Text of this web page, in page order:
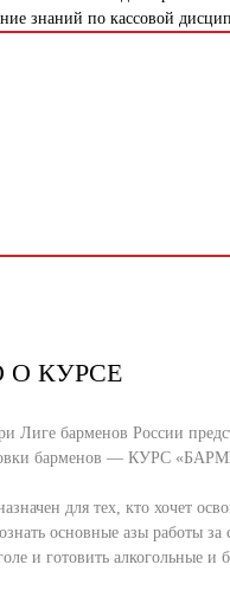
знаний по кассовой
О КУРСЕ
Лиге барменов России
барменов — КУРС
для тех, кто хочет
основные азы работы за
и готовить алкогольные и